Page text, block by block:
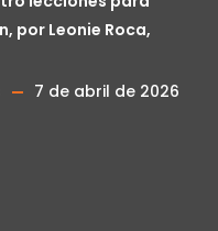
por Leonie Roca,
7 de abril de 2026